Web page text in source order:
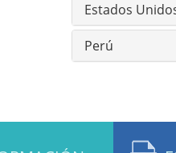
Estados
Perú